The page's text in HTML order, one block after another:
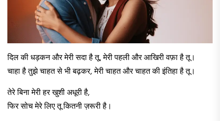
​दिल की धड़कन और मेरी सदा है तू, मेरी पहली और आखिरी वफ़ा है तू।
चाहा है तुझे चाहत से भी बढ़कर, मेरी चाहत और चाहत की इंतिहा है तू। ​
​तेरे बिना मेरी हर खुशी अधूरी है,
फिर सोच मेरे लिए तू कितनी ज़रूरी है। ​